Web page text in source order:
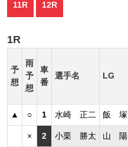
11R 12R
1R
予
想
雨
予
想
車
番
選手名 LG
▲ ○ 1 水崎 正二 飯 塚
× 2 小栗 勝太 山 陽